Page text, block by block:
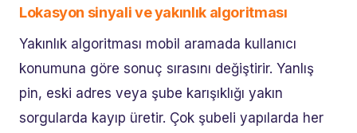
Lokasyon sinyali ve yakınlık algoritması
Yakınlık algoritması mobil aramada kullanıcı
konumuna göre sonuç sırasını değiştirir. Yanlış
pin, eski adres veya şube karışıklığı yakın
sorgularda kayıp üretir. Çok şubeli yapılarda her